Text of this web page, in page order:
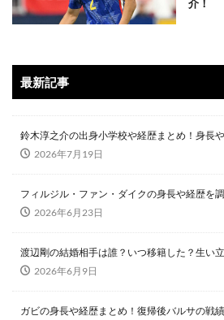
介！
最新記事
鈴木淳之介の出身小学校や経歴まとめ！身長
2026年7月19日
フィルジル・ファン・ダイクの身長や経歴を
2026年6月23日
渡辺剛の結婚相手は誰？いつ移籍した？生い
2026年6月9日
ガビの身長や経歴まとめ！復帰後バルサの戦